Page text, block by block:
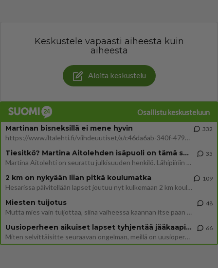
Keskustele vapaasti aiheesta kuin
aiheesta
Aloita keskustelu
Osallistu keskusteluun
Martinan bisneksillä ei mene hyvin
https://www.iltalehti.fi/viihdeuutiset/a/c46da6ab-340f-4790-aaa7-0865eed2336 Yrityksen konkurssihakemus on tullut kärä
332
Tiesitkö? Martina Aitolehden isäpuoli on tämä suosittu laulaja
Martina Aitolehti on seurattu julkisuuden henkilö. Lähipiiriin mahtuu muitakin tunnettuja henkilöitä. Tiesitkö, että Ma
35
2 km on nykyään liian pitkä koulumatka
Hesarissa päivitellään lapset joutuu nyt kulkemaan 2 km kouluun jösses. Ruostefillarilla tuo matka menee vaikka miten äk
109
Miesten tuijotus
Mutta mies vain tuijottaa, siinä vaiheessa käännän itse pään pois. Mikä juttu? Yleensä jos joku tuijottaa tai katsoo, hä
48
Uusioperheen aikuiset lapset tyhjentää jääkaapin käydessään
Miten selvittäisitte seuraavan ongelman, meillä on uusioperhe, minulla teini-ikäiset lapset ja puolisolla aikuiset, jotk
66